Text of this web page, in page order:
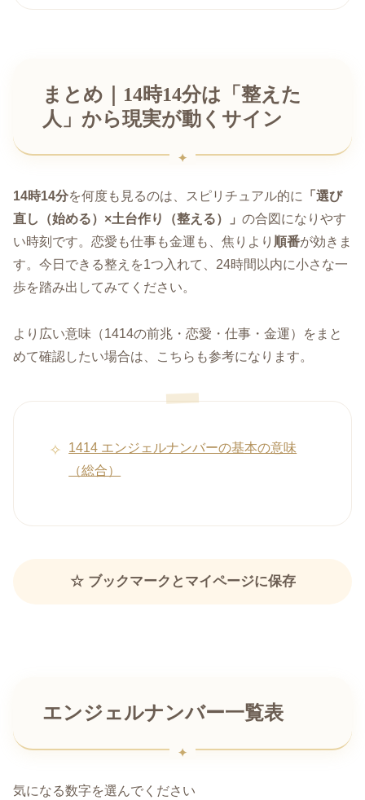
まとめ｜14時14分は「整えた
人」から現実が動くサイン
14時14分を何度も見るのは、スピリチュアル的に 「選び
直し（始める）×土台作り（整える）」 の合図になりやす
い時刻です。恋愛も仕事も金運も、焦りより 順番が効きま
す。今日できる整えを1つ入れて、24時間以内に小さな一
歩を踏み出してみてください。
より広い意味（1414の前兆・恋愛・仕事・金運）をまと
めて確認したい場合は、こちらも参考になります。
1414 エンジェルナンバーの基本の意味
（総合）
☆ ブックマークとマイページに保存
エンジェルナンバー一覧表
気になる数字を選んでください